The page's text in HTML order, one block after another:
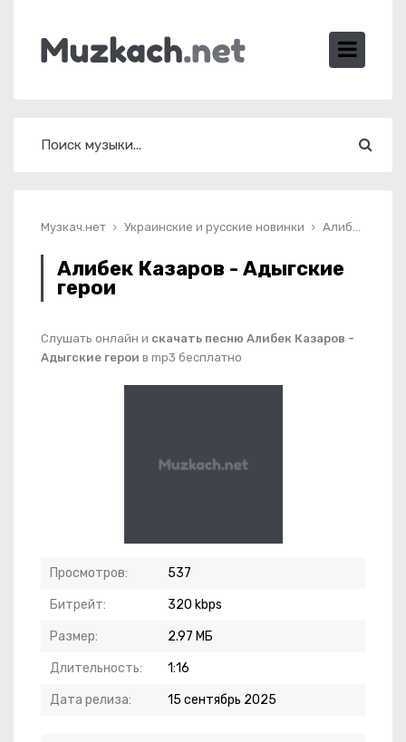
Музкач.нет Украинские и русские новинки Алибек Казаров - Адыгские герои
Алибек Казаров - Адыгские
герои
Слушать онлайн и скачать песню Алибек Казаров -
Адыгские герои в mp3 бесплатно
Просмотров: 537
Битрейт: 320 kbps
Размер: 2.97 МБ
Длительность: 1:16
Дата релиза: 15 сентябрь 2025